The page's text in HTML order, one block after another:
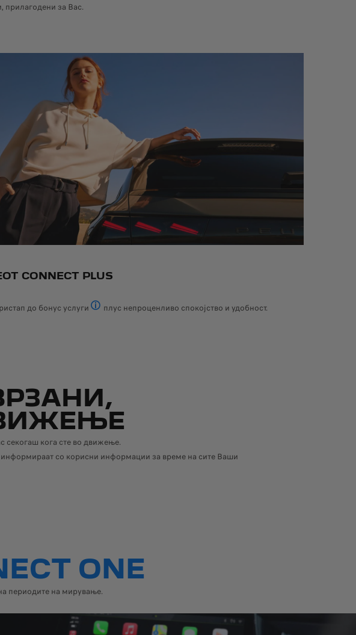
прилагодени за Вас.
CONNECT PLUS
до бонус услуги плус непроценливо спокојство и удобност.
секогаш кога сте во движење.
со корисни информации за време на сите Ваши
ONE
периодите на мирување.